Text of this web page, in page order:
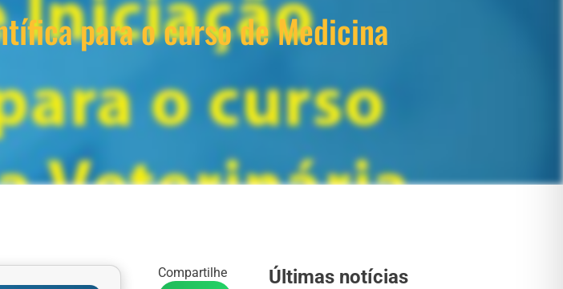
para o curso de Medicina
Compartilhe Últimas notícias